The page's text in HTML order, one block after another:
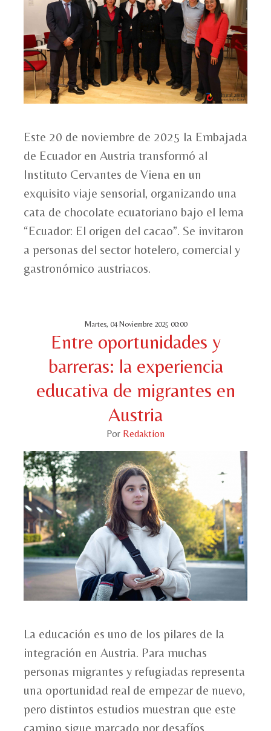
Este 20 de noviembre de 2025 la Embajada
de Ecuador en Austria transformó al
Instituto Cervantes de Viena en un
exquisito viaje sensorial, organizando una
cata de chocolate ecuatoriano bajo el lema
“Ecuador: El origen del cacao”. Se invitaron
a personas del sector hotelero, comercial y
gastronómico austriacos.
Martes, 04 Noviembre 2025 00:00
Entre oportunidades y
barreras: la experiencia
educativa de migrantes en
Austria
Por Redaktion
La educación es uno de los pilares de la
integración en Austria. Para muchas
personas migrantes y refugiadas representa
una oportunidad real de empezar de nuevo,
pero distintos estudios muestran que este
camino sigue marcado por desafíos